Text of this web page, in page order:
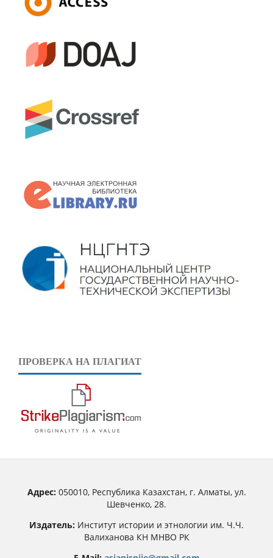
ПРОВЕРКА НА ПЛАГИАТ
Адрес:050010, Республика Казахстан, г. Алматы, ул.
Шевченко, 28.
Издатель: Институт истории и этнологии им. Ч.Ч.
Валиханова КН МНВО РК